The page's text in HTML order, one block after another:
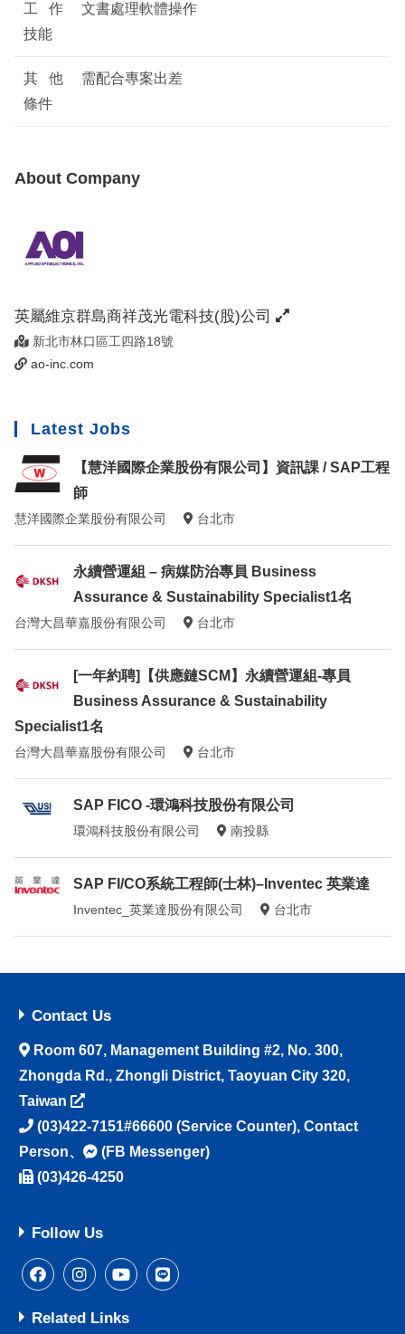
工作
技能
文書處理軟體操作
其他
條件
需配合專案出差
About Company
英屬維京群島商祥茂光電科技(股)公司
新北市林口區工四路18號
ao-inc.com
Latest Jobs
【慧洋國際企業股份有限公司】資訊課 / SAP工程
師
慧洋國際企業股份有限公司 台北市
永續營運組 – 病媒防治專員 Business
Assurance & Sustainability Specialist1名
台灣大昌華嘉股份有限公司 台北市
[一年約聘]【供應鏈SCM】永續營運組-專員
Business Assurance & Sustainability
Specialist1名
台灣大昌華嘉股份有限公司 台北市
SAP FICO -環鴻科技股份有限公司
環鴻科技股份有限公司 南投縣
SAP FI/CO系統工程師(士林)–Inventec 英業達
Inventec_英業達股份有限公司 台北市
Contact Us
Room 607, Management Building #2, No. 300,
Zhongda Rd., Zhongli District, Taoyuan City 320,
Taiwan
(03)422-7151#66600 (Service Counter),Contact
Person、
(FB Messenger)
(03)426-4250
Follow Us
Related Links